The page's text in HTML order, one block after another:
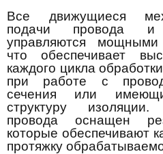
Все движущиеся
подачи провода и
управляются мощными
что обеспечивает
каждого цикла
при работе с
сечения или
структуру
провода оснащен
которые обеспечивают
протяжку